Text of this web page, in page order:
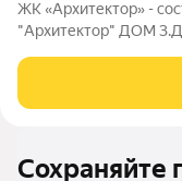
ЖК «Архитектор» -
"Архитектор" ДОМ
Амосова.
кафе, аптеки, студии
Сохраняйте